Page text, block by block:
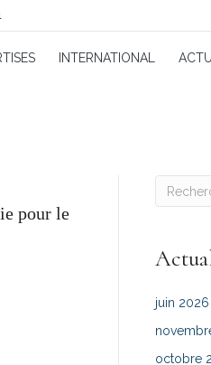
INTERNATIONAL
pour le
juin 2026
octobre